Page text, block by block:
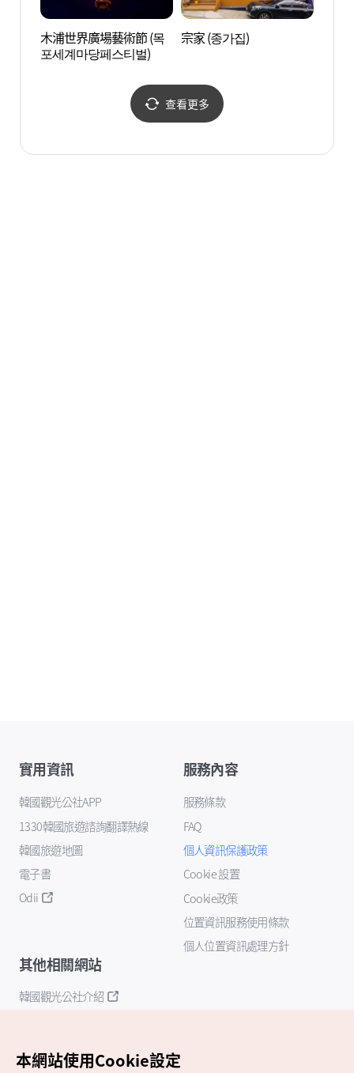
木浦世界廣場藝術節 (목
포세계마당페스티벌)
宗家 (종가집)
查看更多
實用資訊
韓國觀光公社APP
1330韓國旅遊諮詢翻譯熱線
韓國旅遊地圖
電子書
Odii
服務內容
服務條款
FAQ
個人資訊保護政策
Cookie 設置
Cookie政策
位置資訊服務使用條款
個人位置資訊處理方針
其他相關網站
韓國觀光公社介紹
本網站使用Cookie設定